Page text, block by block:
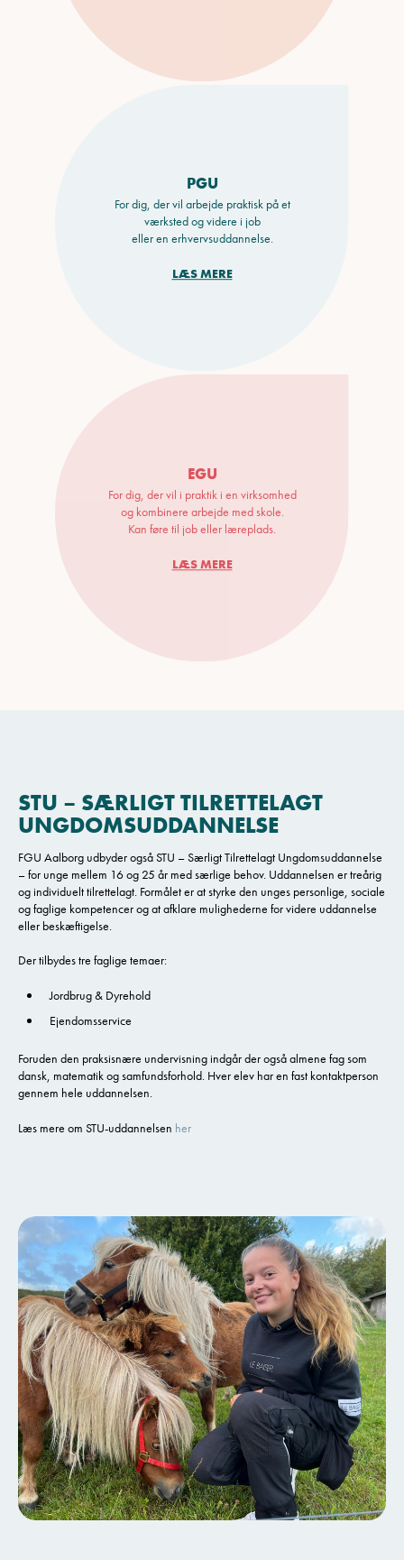
PGU
For dig, der vil arbejde praktisk på et
værksted og videre i job
eller en erhvervsuddannelse.
LÆS MERE
EGU
For dig, der vil i praktik i en virksomhed
og kombinere arbejde med skole.
Kan føre til job eller læreplads.
LÆS MERE
STU – SÆRLIGT TILRETTELAGT
UNGDOMSUDDANNELSE
FGU Aalborg udbyder også STU – Særligt Tilrettelagt Ungdomsuddannelse
– for unge mellem 16 og 25 år med særlige behov. Uddannelsen er treårig
og individuelt tilrettelagt. Formålet er at styrke den unges personlige, sociale
og faglige kompetencer og at afklare mulighederne for videre uddannelse
eller beskæftigelse.
Der tilbydes tre faglige temaer:
Jordbrug & Dyrehold
Ejendomsservice
Foruden den praksisnære undervisning indgår der også almene fag som
dansk, matematik og samfundsforhold. Hver elev har en fast kontaktperson
gennem hele uddannelsen.
Læs mere om STU-uddannelsen her